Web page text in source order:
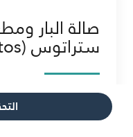
صالة البار
ستراتوس (Stratos)